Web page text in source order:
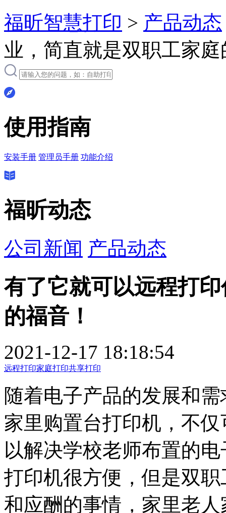
福昕智慧打印 > 产品动态
业，简直就是双职工家
使用指南
安装手册 管理员手册 功能介绍
福昕动态
公司新闻 产品动态
有了它就可以远程打
的福音！
2021-12-17 18:18:54
远程打印家庭打印共享打印
随着电子产品的发展和
家里购置台打印机，不
以解决学校老师布置的
打印机很方便，但是双
和应酬的事情，家里老